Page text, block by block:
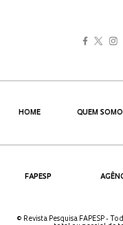
HOME QUEM
FAPESP
© Revista Pesquisa FAPESP -